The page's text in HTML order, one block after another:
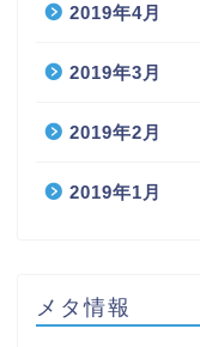
2019年4月
2019年3月
2019年2月
2019年1月
メタ情報